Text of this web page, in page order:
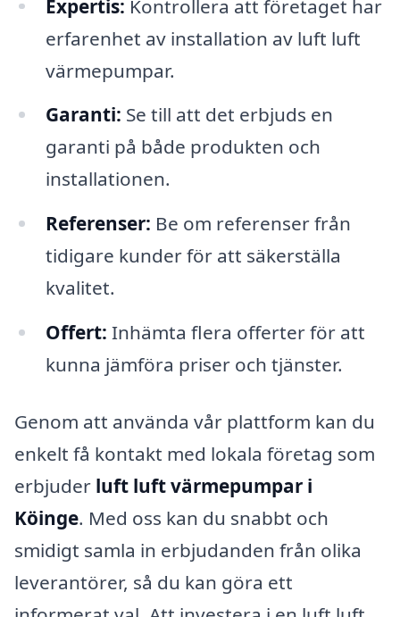
Expertis: Kontrollera att företaget har
erfarenhet av installation av luft luft
värmepumpar.
Garanti: Se till att det erbjuds en
garanti på både produkten och
installationen.
Referenser: Be om referenser från
tidigare kunder för att säkerställa
kvalitet.
Offert: Inhämta flera offerter för att
kunna jämföra priser och tjänster.
Genom att använda vår plattform kan du
enkelt få kontakt med lokala företag som
erbjuder luft luft värmepumpar i
Köinge. Med oss kan du snabbt och
smidigt samla in erbjudanden från olika
leverantörer, så du kan göra ett